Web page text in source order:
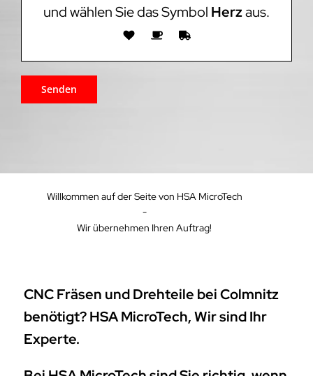
und wählen Sie das Symbol Herzaus.
Willkommen auf der Seite von HSA MicroTech
-
Wir übernehmen Ihren Auftrag!
CNC Fräsen und Drehteile bei Colmnitz
benötigt? HSA MicroTech, Wir sind Ihr
Experte.